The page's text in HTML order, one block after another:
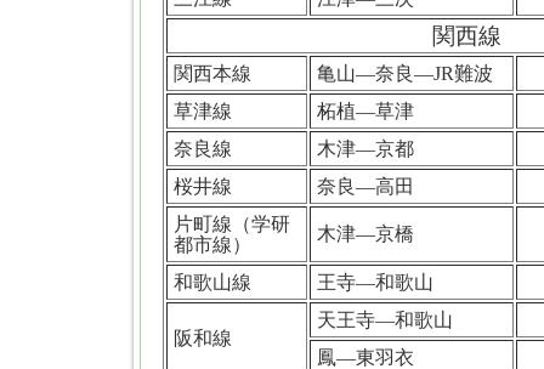
関西線
関西本線
亀山―奈良―JR難波
草津線
柘植―草津
奈良線
木津―京都
桜井線
奈良―高田
片町線（学研
都市線）
木津―京橋
和歌山線 王寺―和歌山
阪和線
天王寺―和歌山
鳳―東羽衣